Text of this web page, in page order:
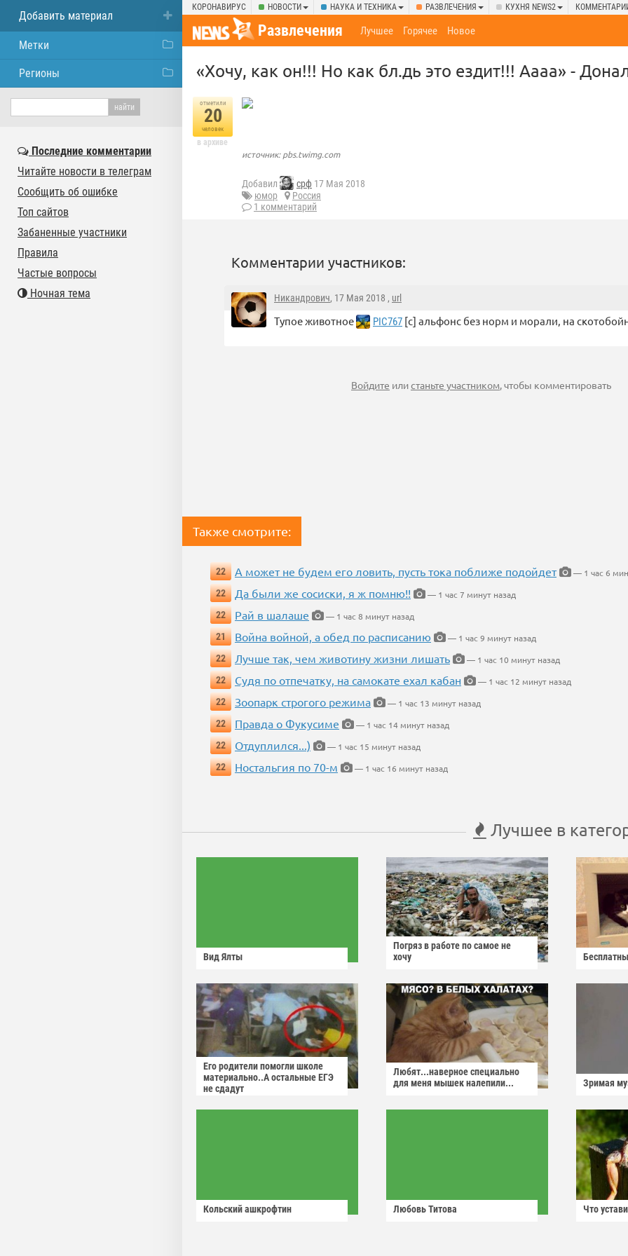
КОРОНАВИРУС НОВОСТИ НАУКА И ТЕХНИКА РАЗВЛЕЧЕНИЯ КУХНЯ NEWS2
Развлечения Лучшее Горячее Новое
«Хочу, как он!!! Но как бл.дь это ездит!!! Аааа» -
отметили
20
человек
в архиве
источник: pbs.twimg.com
Добавил срф 17 Мая 2018
юмор
Россия
1 комментарий
Комментарии участников:
Никандрович, 17 Мая 2018 , url
Тупое животное PIC767 [c] альфонс без норм и морали, на
Войдите илистаньте участником, чтобы комментировать
Также смотрите:
22 А может не будем его ловить, пусть тока поближе подойдет
— 1 час 6
22
Да были же сосиски, я ж помню!!
— 1 час 7 минут назад
22
Рай в шалаше
— 1 час 8 минут назад
21
Война войной, а обед по расписанию
— 1 час 9 минут назад
22
Лучше так, чем животину жизни лишать
— 1 час 10 минут назад
22
Судя по отпечатку, на самокате ехал кабан
— 1 час 12 минут назад
22
Зоопарк строгого режима
— 1 час 13 минут назад
22
Правда о Фукусиме
— 1 час 14 минут назад
22
Отдуплился...)
— 1 час 15 минут назад
22
Ностальгия по 70-м — 1 час 16 минут назад
Лучшее в
Вид Ялты
Погряз в работе по самое не
хочу
Его родители помогли школе
материально..А остальные ЕГЭ
не сдадут
Любят...наверное специально
для меня мышек налепили...
Зримая
Кольский ашкрофтин Любовь Титова Что
Добавить материал
Метки
Регионы
Последние комментарии
Читайте новости в телеграм
Сообщить об ошибке
Топ сайтов
Забаненные участники
Правила
Частые вопросы
Ночная тема